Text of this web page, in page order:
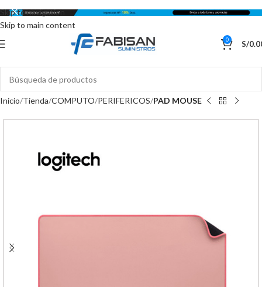
Skip to navigation
Skip to main content
0 S/
Inicio Tienda COMPUTO PERIFERICOS PAD MOUSE